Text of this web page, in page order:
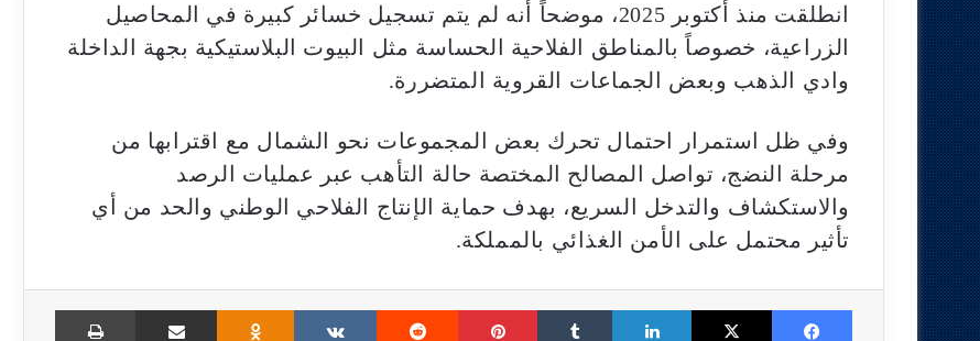
انطلقت منذ أكتوبر 2025، موضحاً أنه لم يتم تسجيل خسائر كبيرة في المحاصيل
الزراعية، خصوصاً بالمناطق الفلاحية الحساسة مثل البيوت البلاستيكية بجهة الداخلة
وادي الذهب وبعض الجماعات القروية المتضررة.
وفي ظل استمرار احتمال تحرك بعض المجموعات نحو الشمال مع اقترابها من
مرحلة النضج، تواصل المصالح المختصة حالة التأهب عبر عمليات الرصد
والاستكشاف والتدخل السريع، بهدف حماية الإنتاج الفلاحي الوطني والحد من أي
تأثير محتمل على الأمن الغذائي بالمملكة.
Facebook
X
LinkedIn
Tumblr
Pinterest
Reddit
VKontakte
Odnoklassniki
Share via Email
Print